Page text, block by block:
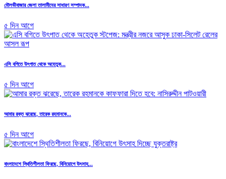
মৌলভীবাজার জেলা তালামীযের সাধারণ সম্পাদক...
৫ দিন আগে
এসি বগিতে উৎপাত থেকে অহেতুক...
৫ দিন আগে
আমার রক্ত ঝরেছে, তারেক রহমানকে...
৫ দিন আগে
বাংলাদেশে স্থিতিশীলতা ফিরছে, বিনিয়োগে উৎসাহ...